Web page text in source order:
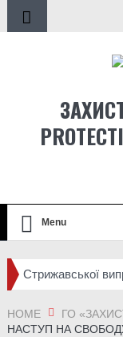
Menu
Стрижавської
HOME ГО
НАСТУП НА